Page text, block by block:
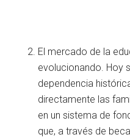
El mercado de la
evolucionando. Hoy
dependencia
directamente las
en un sistema de
que, a través de